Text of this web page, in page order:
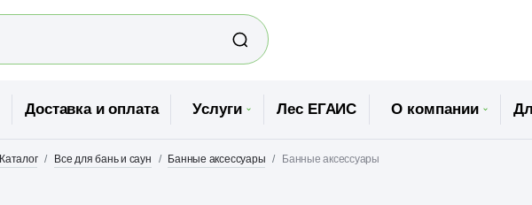
Доставка и оплата Услуги Лес ЕГАИС О компании
Каталог Все для бань и саун Банные аксессуары Банные аксессуары